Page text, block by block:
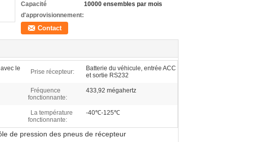
Capacité
d'approvisionnement:
10000 ensembles par mois
Contact
le
Prise récepteur:
Batterie du véhicule, entrée ACC
et sortie RS232
Fréquence
fonctionnante:
433,92 mégahertz
La température
fonctionnante:
-40℃-125℃
de pression des pneus de récepteur